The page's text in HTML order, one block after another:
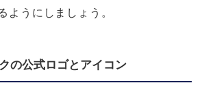
ようにしましょう。
の公式ロゴとアイコン